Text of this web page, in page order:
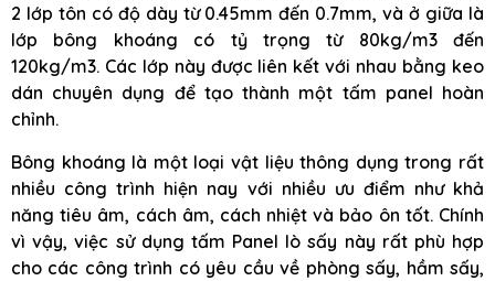
2 lớp tôn có độ dày từ 0.45mm đến 0.7mm, và ở giữa là
lớp bông khoáng có tỷ trọng từ 80kg/m3 đến
120kg/m3. Các lớp này được liên kết với nhau bằng keo
dán chuyên dụng để tạo thành một tấm panel hoàn
chỉnh.
Bông khoáng là một loại vật liệu thông dụng trong rất
nhiều công trình hiện nay với nhiều ưu điểm như khả
năng tiêu âm, cách âm, cách nhiệt và bảo ôn tốt. Chính
vì vậy, việc sử dụng tấm Panel lò sấy này rất phù hợp
cho các công trình có yêu cầu về phòng sấy, hầm sấy,